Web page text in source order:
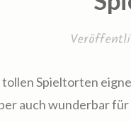
tollen Spieltorten
auch wunderbar